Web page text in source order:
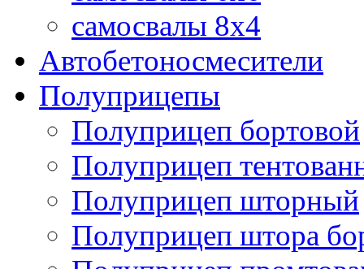
самосвалы 8x4
Автобетоносмесители
Полуприцепы
Полуприцеп бортовой
Полуприцеп
Полуприцеп шторный
Полуприцеп штора